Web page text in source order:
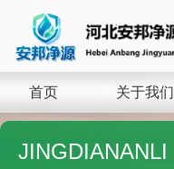
首页 关于我们
JINGDIANANLI